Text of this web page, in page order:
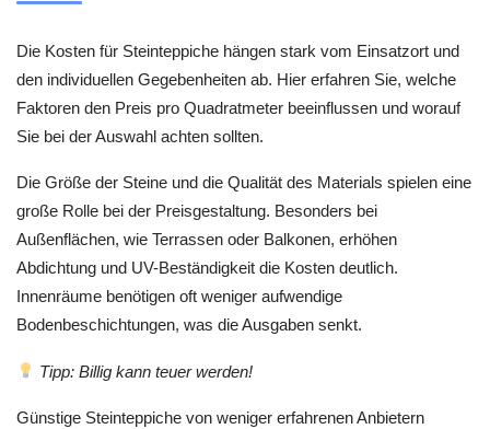
Die Kosten für Steinteppiche hängen stark vom Einsatzort und
den individuellen Gegebenheiten ab. Hier erfahren Sie, welche
Faktoren den Preis pro Quadratmeter beeinflussen und worauf
Sie bei der Auswahl achten sollten.
Die Größe der Steine und die Qualität des Materials spielen eine
große Rolle bei der Preisgestaltung. Besonders bei
Außenflächen, wie Terrassen oder Balkonen, erhöhen
Abdichtung und UV-Beständigkeit die Kosten deutlich.
Innenräume benötigen oft weniger aufwendige
Bodenbeschichtungen, was die Ausgaben senkt.
Tipp: Billig kann teuer werden!
Günstige Steinteppiche von weniger erfahrenen Anbietern